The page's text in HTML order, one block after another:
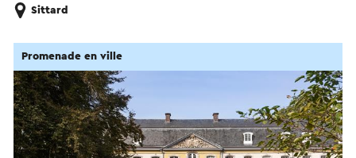
Sittard
Promenade en ville